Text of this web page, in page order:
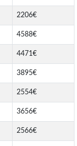
2206€
4588€
4471€
3895€
2554€
3656€
2566€